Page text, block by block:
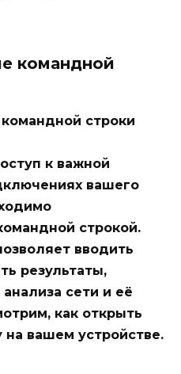
командной
к важной
вашего
строкой.
вводить
результаты,
сети и её
как открыть
вашем устройстве.